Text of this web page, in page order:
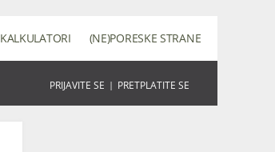
PRIJAVITE SE | PRETPLATITE SE
KALKULATORI (NE)PORESKE STRANE